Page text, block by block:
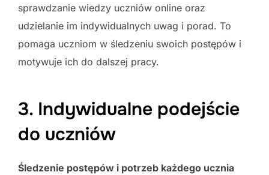
sprawdzanie wiedzy uczniów online oraz
udzielanie im indywidualnych uwag i porad. To
pomaga uczniom w śledzeniu swoich postępów i
motywuje ich do dalszej pracy.
3. Indywidualne podejście
do uczniów
Śledzenie postępów i potrzeb każdego ucznia